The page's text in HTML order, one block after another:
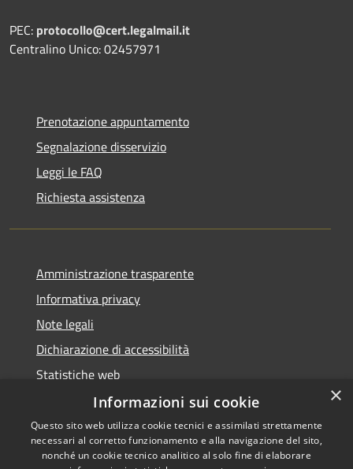
PEC: protocollo@cert.legalmail.it
Centralino Unico: 02457971
Prenotazione appuntamento
Segnalazione disservizio
Leggi le FAQ
Richiesta assistenza
Amministrazione trasparente
Informativa privacy
Note legali
Dichiarazione di accessibilità
Statistiche web
Copyright © 2026 • Comune di
×
Informazioni sui cookie
Questo sito web utilizza cookie tecnici e assimilati strettamente
necessari al corretto funzionamento e alla navigazione del sito,
nonché un cookie tecnico analitico al solo fine di elaborare